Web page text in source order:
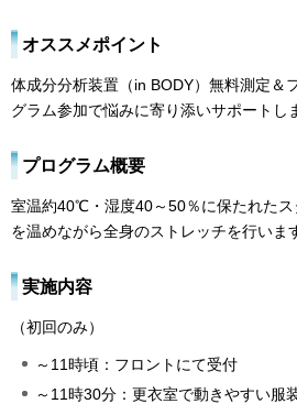
オススメポイント
体成分分析装置（in BODY）無料測定＆
グラム参加で悩みに寄り添いサポートし
プログラム概要
室温約40℃・湿度40～50％に保たれた
を温めながら全身のストレッチを行いま
実施内容
（初回のみ）
～11時頃：フロントにて受付
～11時30分：更衣室で動きやすい服